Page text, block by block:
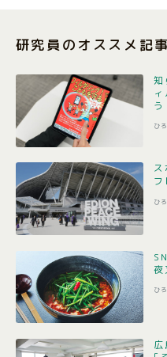
研究員のオススメ記事
知
う
ひ
ス
フ
ひ
夜
ひ
広